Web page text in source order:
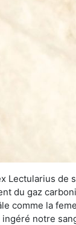
Lectularius de
du gaz
comme la
ingéré notre